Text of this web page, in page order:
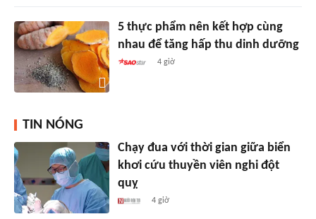
5 thực phẩm nên kết hợp cùng
nhau để tăng hấp thu dinh dưỡng
4 giờ
TIN NÓNG
Chạy đua với thời gian giữa biển
khơi cứu thuyền viên nghi đột
quỵ
4 giờ